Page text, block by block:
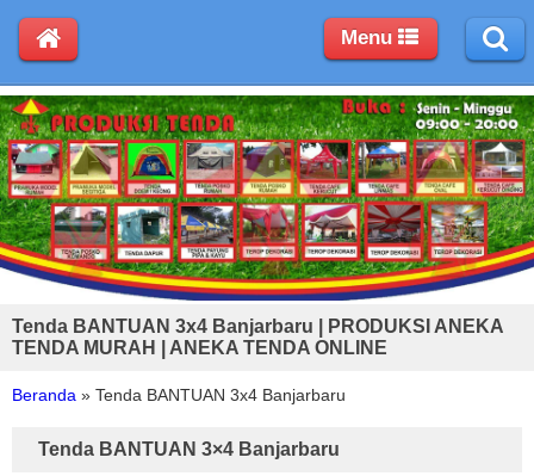
Tenda BANTUAN 3x4 Banjarbaru | PRODUKSI ANEKA
TENDA MURAH | ANEKA TENDA ONLINE
Beranda » Tenda BANTUAN 3x4 Banjarbaru
Tenda BANTUAN 3×4 Banjarbaru
Menu